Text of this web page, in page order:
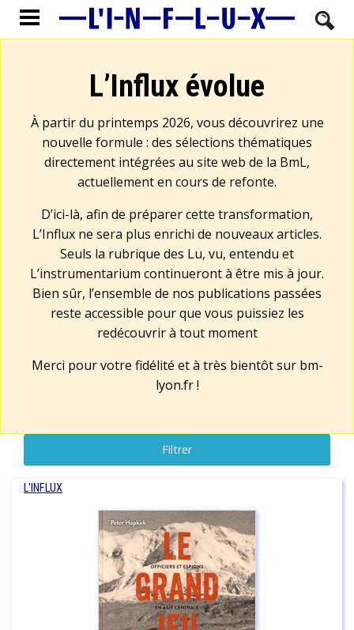
L’Influx évolue
À partir du printemps 2026, vous découvrirez une
nouvelle formule : des sélections thématiques
directement intégrées au site web de la BmL,
actuellement en cours de refonte.
D’ici-là, afin de préparer cette transformation,
L’Influx ne sera plus enrichi de nouveaux articles.
Seuls la rubrique des Lu, vu, entendu et
L’instrumentarium continueront à être mis à jour.
Bien sûr, l’ensemble de nos publications passées
reste accessible pour que vous puissiez les
redécouvrir à tout moment
Merci pour votre fidélité et à très bientôt sur bm-
lyon.fr!
Filtrer
L'INFLUX